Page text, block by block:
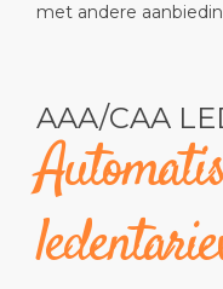
met andere
AAA/CAA